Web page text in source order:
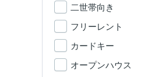
二世帯向き
フリーレント
カードキー
オープンハウス